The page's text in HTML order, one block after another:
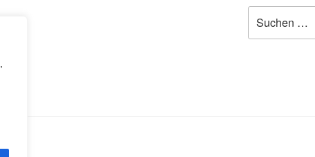
nach: